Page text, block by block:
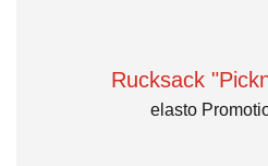
Rucksack
elasto